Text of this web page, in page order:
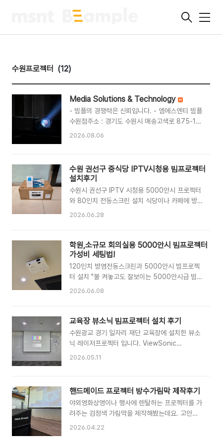
메
수원프로젝터 (12)
Media Solutions & Technology
- 빔플의 경쟁력은 신뢰입니다. - 엠에스엔티 빔플
수원점주소 : 경기도 수원시 매송고색로 875-1
수원공구유통타운 F동 104호담당자 : 김재상 팀
등 공간에 맞는 빔프로젝터·스크린을 판매부터 시
공까지자세히 보기 →2행사 · 이벤트 렌탈야외영
화상영, 설명회, 워크샵용 스크린·프로젝터·음향장
비까지 한번에 렌탈자세히 보기 →3기업 회의실
솔루션화상회의 시스템, 회의용 음향장비 설치로
양한 브랜드 제품을 판매,설치,AS까지 한번에 !!
빔프로젝터 주요취급 브..
2026.08.06
수원 권선구 중식당 IPTV시청용 빔프로젝터
설치후기
수원시 권선구 IPTV 시청용 5000안시 프로젝터
와 80인치 전동스크린 설치 식당이나 카페에 방
문하면 대부분 벽걸이 TV를 통해 뉴스나 스포츠
기 어려운 경우가 의외로 많습니다. 오늘은 수원시
권선구 중식당 메인 홀에 대형 TV대신 5000안
시 레이저프로젝터와 80인치 전동스크린을 이용
한 IPTV 시청 시스템 구축사례를 소개해 드리겠
젝터와 스크린은 대형TV보다 훨씬 가벼워 설치
씬 큰 화면을 구현할 수 있어 가성비가 매우 높은
것이 장점입니다.Full HD화질의 ROLY LU-
500Z 레이저프로젝터와 무선전송장치 준비한..
2026.06.28
학원,소규모 회의실용 5000안시 빔프로젝터
가성비 세팅법!
120인치 방염전동스크린과 5000안시 빔프로젝
터 설치 "불 켜놓고도 잘보이는 5000안시급 빔프
로젝터와 전동방염스크린을 200만원 이하 예산
쩍 넘어가게 됩니다. 사용빈도와 가동시간이 많지
않다면 굳이 비싼 레이저프로젝터를 고집할 필요
는 없는데요. 비싼 레이저프로젝터의 대안이 될 수
젝터 설치 사례를 소개해 드리겠습니다.5000안
안해 드린 모델이 바로 EFUN EL-S510+ 빔프로
젝트입니다. 5000안시루멘의 밝기로 커튼을 치
거나 실내조명을 끄지 않고도 사용가능한데요. 3..
2026.06.08
교육장 뷰소닉 빔프로젝터 설치 후기
수원광교 경기 일자리 재단 교육장에 설치한 뷰소
닉 레이저프로젝터 입니다. ViewSonic
LS740HD 레이저 프로젝터는5000안시 밝기의
설되어 있었는데요. 최근 장비들은 영상신호만 전
송되는 RGB방식을 아예 지원하지 않는 경우도 많
은데요.점차 사라져가는 RGB방식 대신 최신 규격
의 HDMI케이블을 새로 포설했습니다. HDMI는
2026.05.11
핸드메이드 프로젝터 방수가림막 제작후기
야외영화상영이나 행사에 렌탈하는 프로젝터를 가
려주는 검정색 가림막을 제작해봤는데요. 고안시
프로젝터의 경우 바디색상이 검정색인 경우가 많
2026.04.22